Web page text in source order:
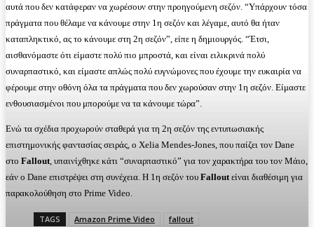
αυτά που δεν κατάφεραν να χωρέσουν στην προηγούμενη σεζόν. “Υπάρχουν τόσα
πράγματα που θέλαμε να κάνουμε στην 1η σεζόν και λέγαμε, αυτό θα ήταν
καταπληκτικό, ας το κάνουμε στη 2η σεζόν”, είπε η δημιουργός. “Έτσι,
αισθανόμαστε ότι είμαστε πολύ πιο μπροστά, και είναι ειλικρινά πολύ
συναρπαστικό, και είμαστε απλώς πολύ ευγνώμονες που έχουμε την ευκαιρία να
φέρουμε στην οθόνη όλα τα πράγματα που δεν χωρούσαν στην 1η σεζόν. Είμαστε
ενθουσιασμένοι που μπορούμε να τα κάνουμε τώρα”.
Ενώ τα σχέδια προχωρούν σταθερά για τη 2η σεζόν της εντυπωσιακής
επιστημονικής φαντασίας σειράς, ο Xelia Mendes-Jones, που παίζει τον Dane
στο Fallout , υπαινίχθηκε κάτι “συναρπαστικό” για τον χαρακτήρα του τον Μάιο,
εάν ο Dane επιστρέψει στη συνέχεια. Η 1η σεζόν του Fallout είναι διαθέσιμη για
παρακολούθηση στο Prime Video.
TAGS Amazon Prime Video fallout